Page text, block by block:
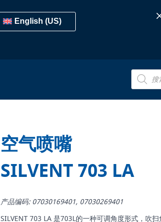
English (US)
search
空气喷嘴
SILVENT 703 LA
产品编码: 07030169401, 07030269401
SILVENT 703 LA 是703L的一种可调角度形式，吹